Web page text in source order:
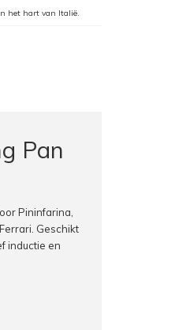
het hart van Italië.
Pan
Pininfarina,
Geschikt
inductie en